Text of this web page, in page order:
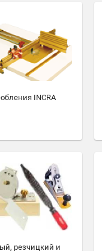
INCRA
резчицкий и